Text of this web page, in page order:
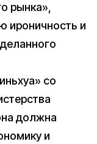
рынка»,
ироничность и
со
должна
и